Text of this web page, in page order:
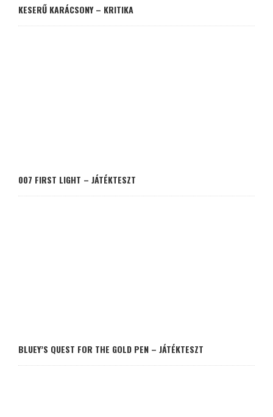
KESERŰ KARÁCSONY – KRITIKA
007 FIRST LIGHT – JÁTÉKTESZT
BLUEY’S QUEST FOR THE GOLD PEN – JÁTÉKTESZT